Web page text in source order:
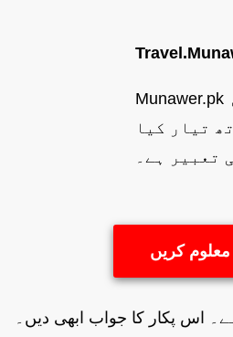
Munawer.pk کے ایک خصوصی وِنگ کے طور پر، ہم اب تک 15,000 سے زائد پاکستانی خاندانوں کی
تیار کیا
تعبیر ہے۔
معلوم کریں